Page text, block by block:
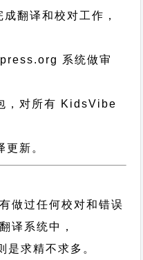
翻译和校对工作，
系统做审
，对所有 KidsVibe
新。
做过任何校对和错误
译系统中，
是求精不求多。